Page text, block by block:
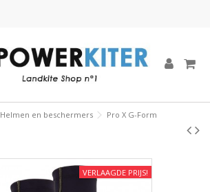
Helmen en beschermers
Pro X G-Form
VERLAAGDE PRIJS!